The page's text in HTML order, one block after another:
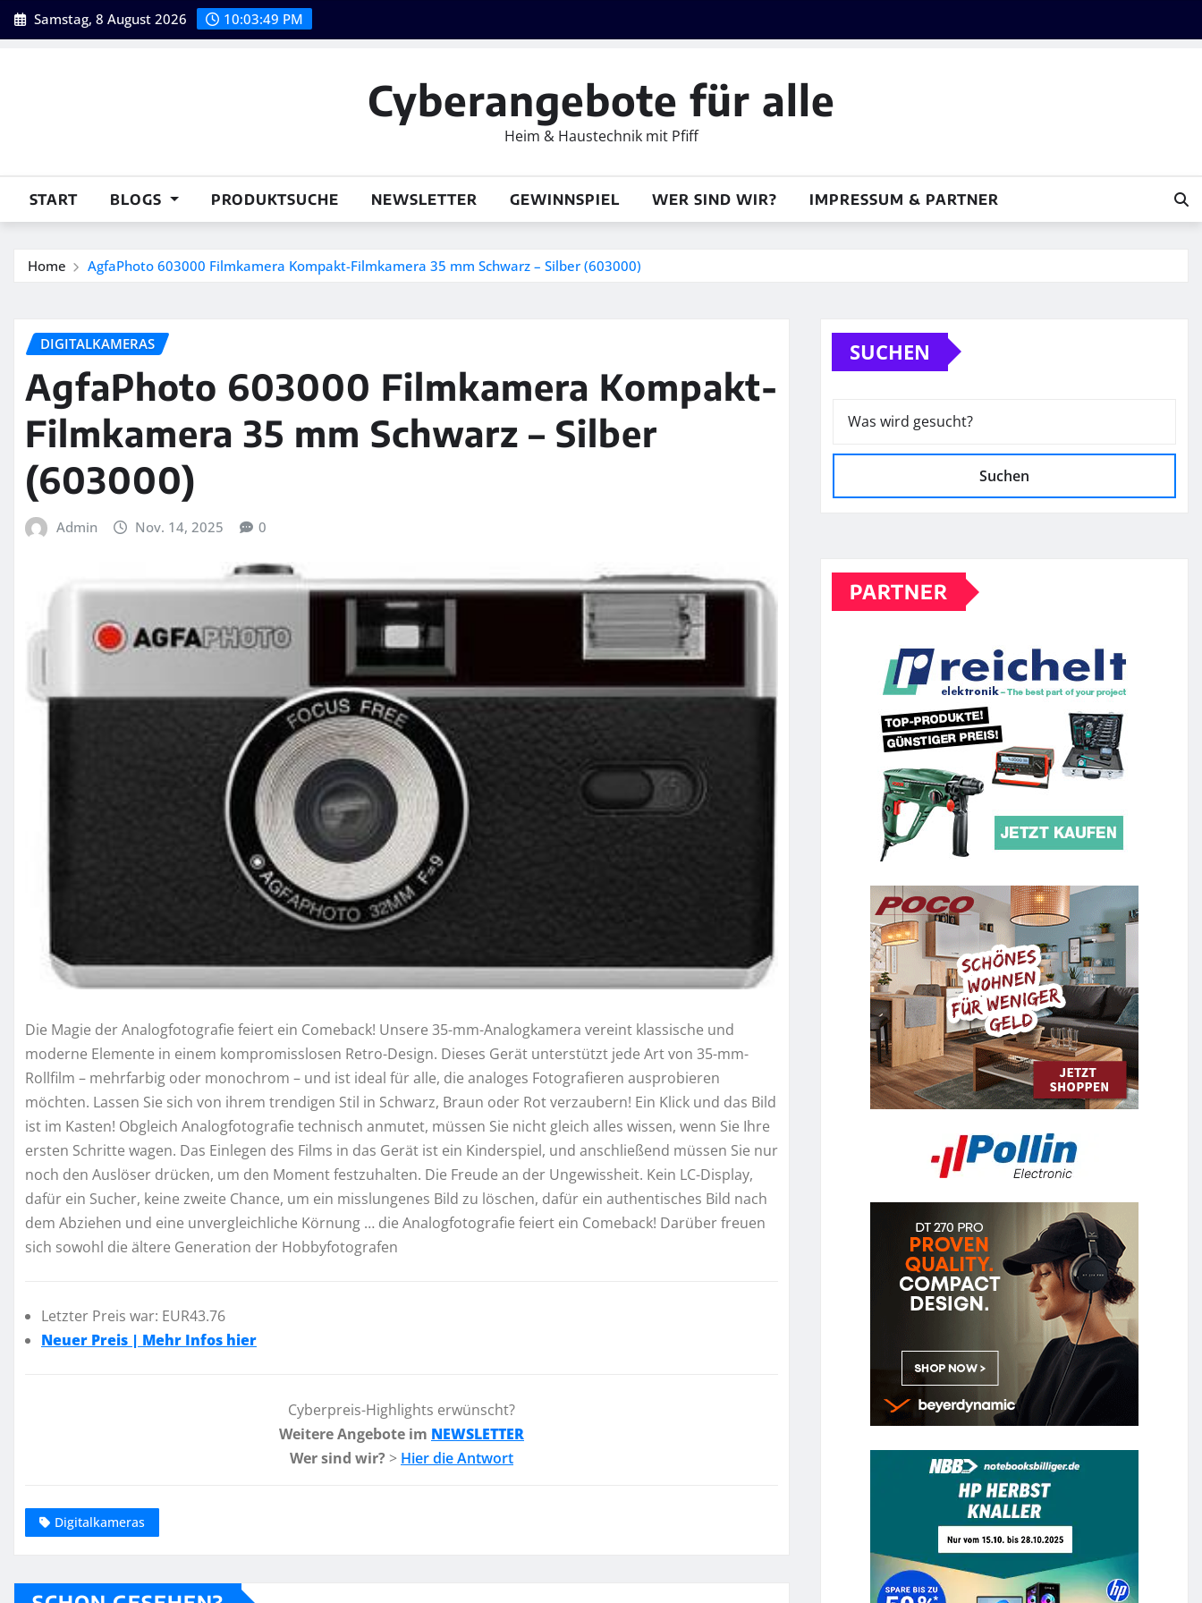
Skip
to
Samstag, 8 August 2026 10:03:50 PM
Cyberangebote für alle
Heim & Haustechnik mit Pfiff
START BLOGS PRODUKTSUCHE NEWSLETTER GEWINNSPIEL WER SIND WIR? IMPRESSUM & PARTNER
Home AgfaPhoto 603000 Filmkamera Kompakt-Filmkamera 35 mm Schwarz – Silber (603000)
DIGITALKAMERAS
AgfaPhoto 603000 Filmkamera Kompakt-
Filmkamera 35 mm Schwarz – Silber
(603000)
Admin Nov. 14, 2025 0
Die Magie der Analogfotografie feiert ein Comeback! Unsere 35-mm-Analogkamera vereint klassische und
moderne Elemente in einem kompromisslosen Retro-Design. Dieses Gerät unterstützt jede Art von 35-mm-
Rollfilm – mehrfarbig oder monochrom – und ist ideal für alle, die analoges Fotografieren ausprobieren
möchten. Lassen Sie sich von ihrem trendigen Stil in Schwarz, Braun oder Rot verzaubern! Ein Klick und das Bild
ist im Kasten! Obgleich Analogfotografie technisch anmutet, müssen Sie nicht gleich alles wissen, wenn Sie Ihre
ersten Schritte wagen. Das Einlegen des Films in das Gerät ist ein Kinderspiel, und anschließend müssen Sie nur
noch den Auslöser drücken, um den Moment festzuhalten. Die Freude an der Ungewissheit. Kein LC-Display,
dafür ein Sucher, keine zweite Chance, um ein misslungenes Bild zu löschen, dafür ein authentisches Bild nach
dem Abziehen und eine unvergleichliche Körnung … die Analogfotografie feiert ein Comeback! Darüber freuen
sich sowohl die ältere Generation der Hobbyfotografen
Letzter Preis war: EUR43.76
Neuer Preis | Mehr Infos hier
Cyberpreis-Highlights erwünscht?
Weitere Angebote im NEWSLETTER
Wer sind wir? > Hier die Antwort
Digitalkameras
SUCHEN
Suchen
PARTNER